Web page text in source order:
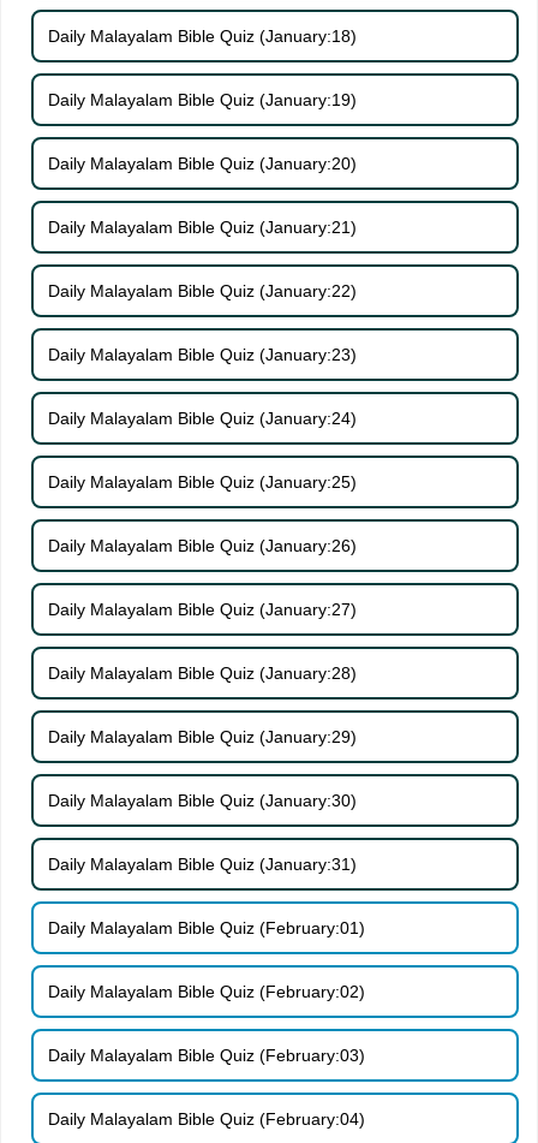
Daily Malayalam Bible Quiz (January:18)
Daily Malayalam Bible Quiz (January:19)
Daily Malayalam Bible Quiz (January:20)
Daily Malayalam Bible Quiz (January:21)
Daily Malayalam Bible Quiz (January:22)
Daily Malayalam Bible Quiz (January:23)
Daily Malayalam Bible Quiz (January:24)
Daily Malayalam Bible Quiz (January:25)
Daily Malayalam Bible Quiz (January:26)
Daily Malayalam Bible Quiz (January:27)
Daily Malayalam Bible Quiz (January:28)
Daily Malayalam Bible Quiz (January:29)
Daily Malayalam Bible Quiz (January:30)
Daily Malayalam Bible Quiz (January:31)
Daily Malayalam Bible Quiz (February:01)
Daily Malayalam Bible Quiz (February:02)
Daily Malayalam Bible Quiz (February:03)
Daily Malayalam Bible Quiz (February:04)